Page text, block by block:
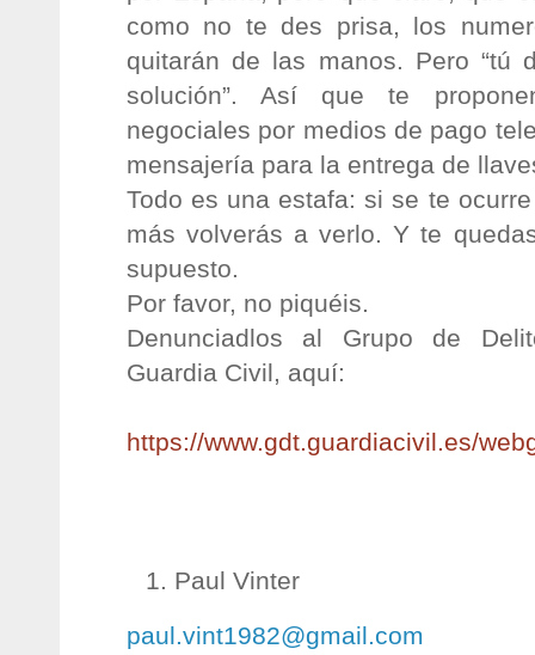
como no te des prisa, los
quitarán de las manos. Pero “tú
solución”. Así que te
negociales por medios de pago
mensajería para la entrega de
Todo es una estafa: si se te
más volverás a verlo. Y te
supuesto.
Por favor, no piquéis.
Denunciadlos al Grupo de
Guardia Civil, aquí:
https://www.gdt.guardiacivil. es/
Paul Vinter
paul.vint1982@gmail.com